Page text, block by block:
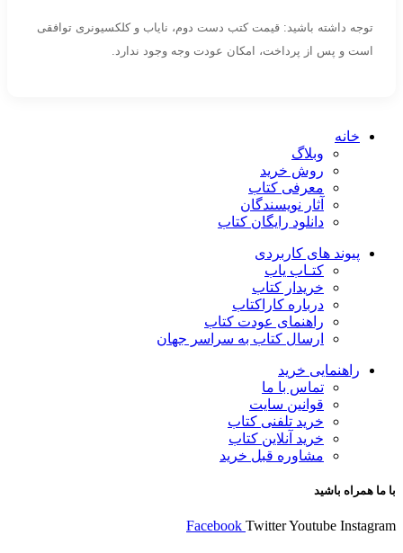
توجه داشته باشید: قیمت کتب دست دوم، نایاب و کلکسیونری توافقی
است و پس از پرداخت، امکان عودت وجه وجود ندارد.
خانه
وبلاگ
روش خرید
معرفی کتاب
آثار نویسندگان
دانلود رایگان کتاب
پیوند های کاربردی
کتـاب یاب
خریدار کتاب
درباره کاراکتاب
راهنمای عودت کتاب
ارسال کتاب به سراسر جهان
راهنمایی خرید
تماس با ما
قوانین سایت
خرید تلفنی کتاب
خرید آنلاین کتاب
مشاوره قبل خرید
با ما همراه باشید
Facebook TwitterYoutube Instagram